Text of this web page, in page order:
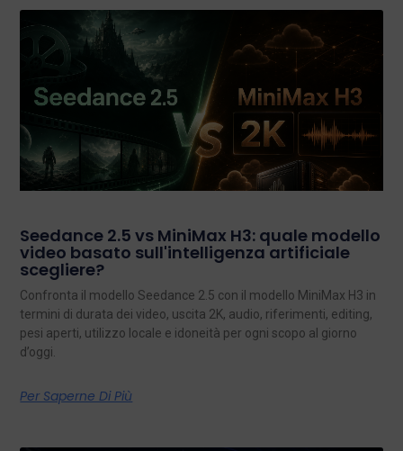
Seedance 2.5 vs MiniMax H3: quale modello
video basato sull'intelligenza artificiale
scegliere?
Confronta il modello Seedance 2.5 con il modello MiniMax H3 in
termini di durata dei video, uscita 2K, audio, riferimenti, editing,
pesi aperti, utilizzo locale e idoneità per ogni scopo al giorno
d’oggi.
Per Saperne Di Più